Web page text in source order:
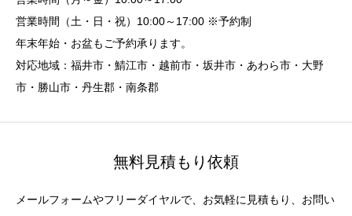
営業時間（土・日・祝）10:00～17:00 ※予約制
年末年始・お盆もご予約承ります。
対応地域：福井市・鯖江市・越前市・坂井市・あわら市・大野
市・勝山市・丹生郡・南条郡
無料見積もり依頼
メールフォームやフリーダイヤルで、お気軽に見積もり、お問い